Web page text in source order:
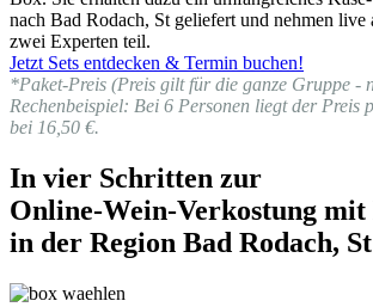
nach Bad Rodach, St geliefert und nehmen live
zwei Experten teil.
Jetzt Sets entdecken & Termin buchen!
*Paket-Preis (Preis gilt für die ganze Gruppe -
Rechenbeispiel: Bei 6 Personen liegt der Preis
bei 16,50 €.
In vier Schritten zur
Online-Wein-Verkostung mit
in der Region Bad Rodach,